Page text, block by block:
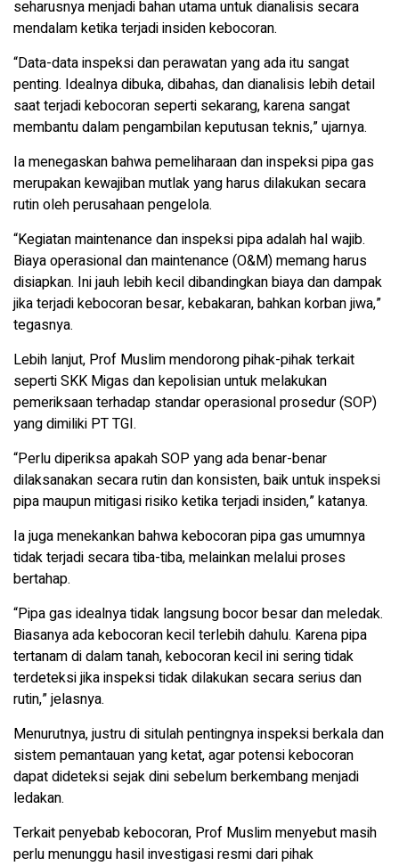
seharusnya menjadi bahan utama untuk dianalisis secara
mendalam ketika terjadi insiden kebocoran.
“Data-data inspeksi dan perawatan yang ada itu sangat
penting. Idealnya dibuka, dibahas, dan dianalisis lebih detail
saat terjadi kebocoran seperti sekarang, karena sangat
membantu dalam pengambilan keputusan teknis,” ujarnya.
Ia menegaskan bahwa pemeliharaan dan inspeksi pipa gas
merupakan kewajiban mutlak yang harus dilakukan secara
rutin oleh perusahaan pengelola.
“Kegiatan maintenance dan inspeksi pipa adalah hal wajib.
Biaya operasional dan maintenance (O&M) memang harus
disiapkan. Ini jauh lebih kecil dibandingkan biaya dan dampak
jika terjadi kebocoran besar, kebakaran, bahkan korban jiwa,”
tegasnya.
Lebih lanjut, Prof Muslim mendorong pihak-pihak terkait
seperti SKK Migas dan kepolisian untuk melakukan
pemeriksaan terhadap standar operasional prosedur (SOP)
yang dimiliki PT TGI.
“Perlu diperiksa apakah SOP yang ada benar-benar
dilaksanakan secara rutin dan konsisten, baik untuk inspeksi
pipa maupun mitigasi risiko ketika terjadi insiden,” katanya.
Ia juga menekankan bahwa kebocoran pipa gas umumnya
tidak terjadi secara tiba-tiba, melainkan melalui proses
bertahap.
“Pipa gas idealnya tidak langsung bocor besar dan meledak.
Biasanya ada kebocoran kecil terlebih dahulu. Karena pipa
tertanam di dalam tanah, kebocoran kecil ini sering tidak
terdeteksi jika inspeksi tidak dilakukan secara serius dan
rutin,” jelasnya.
Menurutnya, justru di situlah pentingnya inspeksi berkala dan
sistem pemantauan yang ketat, agar potensi kebocoran
dapat dideteksi sejak dini sebelum berkembang menjadi
ledakan.
Terkait penyebab kebocoran, Prof Muslim menyebut masih
perlu menunggu hasil investigasi resmi dari pihak